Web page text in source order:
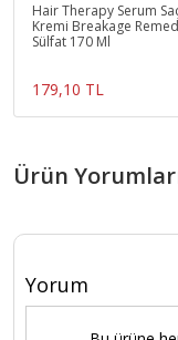
Hair Therapy Serum
Kremi Breakage
Sülfat 170 Ml
179,10 TL
Ürün
Yorum